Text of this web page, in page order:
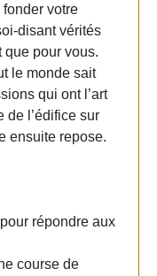
fonder votre
disant vérités
pour vous.
le monde sait
qui ont l’art
de l’édifice sur
ensuite repose.
répondre aux
course de